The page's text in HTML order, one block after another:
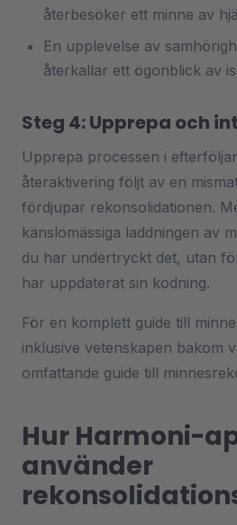
återbesöker ett minne av
En upplevelse av
återkallar ett ögonblick av
Steg 4: Upprepa och
Upprepa processen i
återaktivering följt av en
fördjupar rekonsolidationen.
känslomässiga laddningen av
du har undertryckt det, utan
har uppdaterat sin kodning.
För en komplett guide till
inklusive vetenskapen bakom
omfattande guide till
Hur Harmoni-
använder